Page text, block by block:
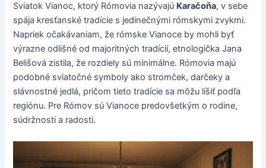
Sviatok Vianoc, ktorý Rómovia nazývajú Karačoňa, v sebe
spája kresťanské tradície s jedinečnými rómskymi zvykmi.
Napriek očakávaniam, že rómske Vianoce by mohli byť
výrazne odlišné od majoritných tradícií, etnologička Jana
Belišová zistila, že rozdiely sú minimálne. Rómovia majú
podobné sviatočné symboly ako stromček, darčeky a
slávnostné jedlá, pričom tieto tradície sa môžu líšiť podľa
regiónu. Pre Rómov sú Vianoce predovšetkým o rodine,
súdržnosti a radosti.